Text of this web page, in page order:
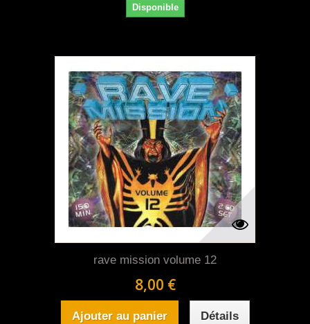
Disponible
rave mission volume 12
8,00 €
Ajouter au panier Détails